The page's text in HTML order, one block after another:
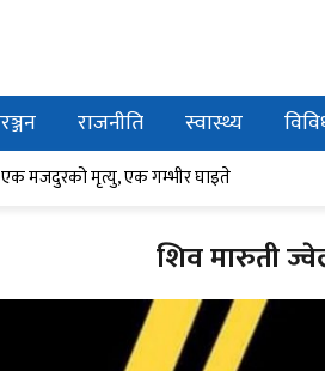
राजनीति स्वास्थ्य
मजदुरको मृत्यु, एक गम्भीर घाइते
शिव मारुती